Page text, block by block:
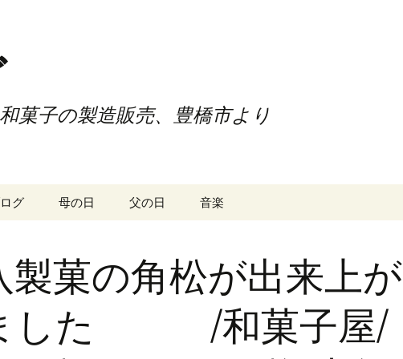
菓子の製造販売、豊橋市より
グ 母の日 父の日 音楽
製菓の角松が出来上が
した /和菓子屋/